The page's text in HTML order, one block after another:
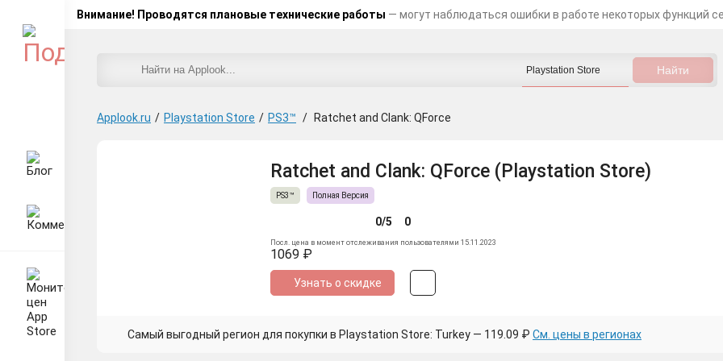
Внимание! Проводятся плановые технические работы — могут наблюдаться ошибки в работе некоторых функций
Applook.ru / Playstation Store / PS3™ / Ratchet and Clank: QForce
Ratchet and Clank: QForce (Playstation Store)
PS3™ Полная Версия
0/5 0
Посл. цена в момент отслеживания пользователями 15.11.2023
1069 ₽
Узнать о скидке
Самый выгодный регион для покупки в Playstation Store: Turkey — 119.09 ₽ См. цены в регионах